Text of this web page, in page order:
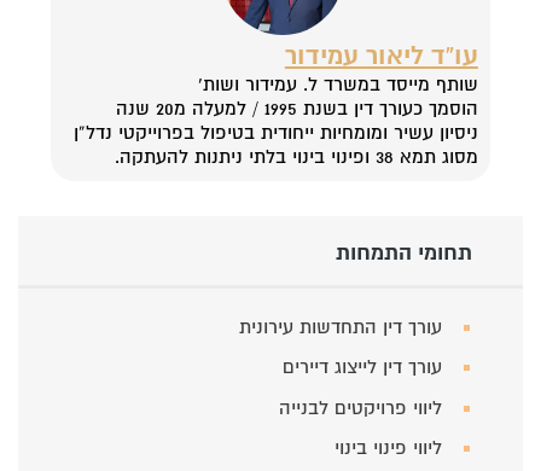
עו”ד ליאור עמידור
שותף מייסד במשרד ל. עמידור ושות’
הוסמך כעורך דין בשנת 1995 / למעלה מ20 שנה
ניסיון עשיר ומומחיות ייחודית בטיפול בפרוייקטי נדל”ן
מסוג תמא 38 ופינוי בינוי בלתי ניתנות להעתקה.
תחומי התמחות
עורך דין התחדשות עירונית
עורך דין לייצוג דיירים
ליווי פרויקטים לבנייה
ליווי פינוי בינוי